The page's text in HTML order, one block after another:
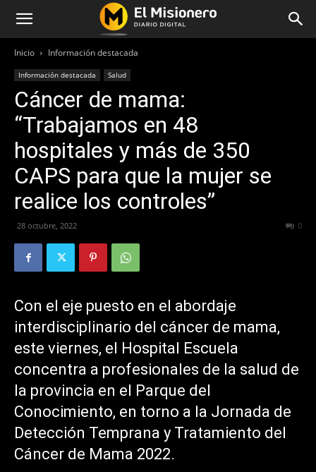
Inicio Información destacada
Información destacada Salud
Cáncer de mama:
“Trabajamos en 48
hospitales y más de 350
CAPS para que la mujer se
realice los controles”
28 octubre, 2022 0
Con el eje puesto en el abordaje
interdisciplinario del cáncer de mama,
este viernes, el Hospital Escuela
concentra a profesionales de la salud de
la provincia en el Parque del
Conocimiento, en torno a la Jornada de
Detección Temprana y Tratamiento del
Cáncer de Mama 2022.